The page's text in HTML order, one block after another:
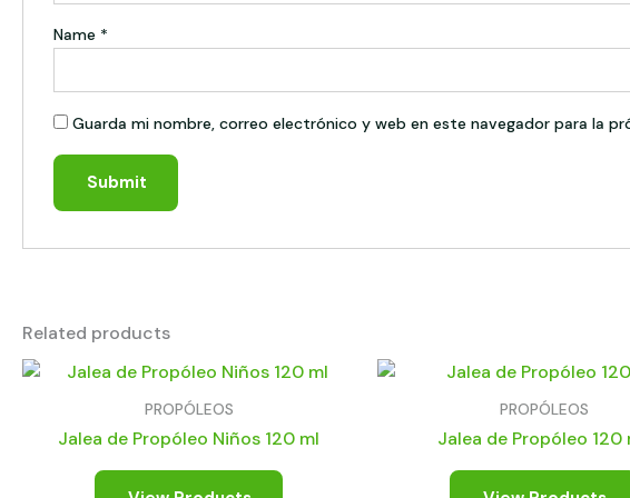
Name *
Guarda mi nombre, correo electrónico y web en este navegador para la
Related products
PROPÓLEOS
Jalea de Propóleo Niños 120 ml
PROPÓLEOS
Jalea de Propóleo 120